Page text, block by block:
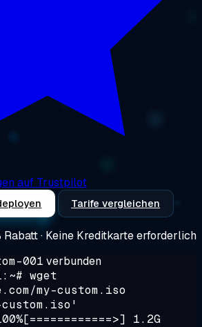
auf Trustpilot
Tarife vergleichen
Rabatt · Keine Kreditkarte erforderlich
001 verbunden
wget
my-custom.iso
1.2G